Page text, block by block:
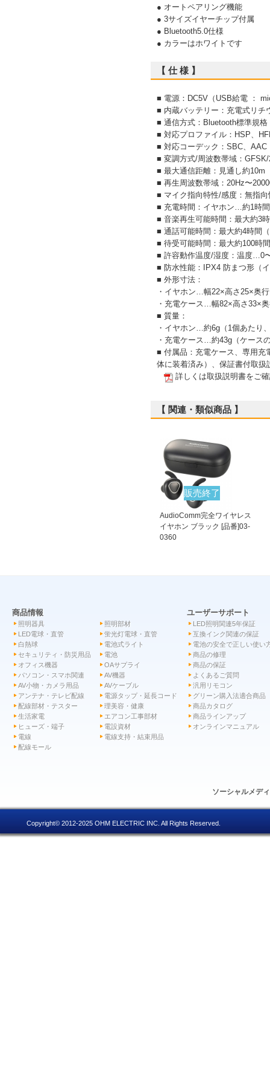
● オートペアリング機能
● 3サイズイヤーチップ付属
● Bluetooth5.0仕様
● カラーはホワイトです
【 仕 様 】
■ 電源：DC5V（USB給電 ：
■ 内蔵バッテリー：充電式リ
■ 通信方式：Bluetooth標準規格
■ 対応プロファイル：HSP、
■ 対応コーデック：SBC、AAC
■ 変調方式/周波数帯域：
■ 最大通信距離：見通し約10m
■ 再生周波数帯域：20Hz〜
■ マイク指向特性/感度：無指向
■ 充電時間：イヤホン…約1時
■ 音楽再生可能時間：最大約3
■ 通話可能時間：最大約4時間
■ 待受可能時間：最大約100時間
■ 許容動作温度/湿度：温度…0
■ 防水性能：IPX4 防まつ形（
■ 外形寸法：
・イヤホン…幅22×高さ25×奥
・充電ケース…幅82×高さ33×
■ 質量：
・イヤホン…約6g（1個あたり
・充電ケース…約43g（ケース
■ 付属品：充電ケース、専用
体に装着済み）、保証書付取扱
詳しくは取扱説明書をご
【 関連・類似商品 】
販売終了
AudioComm完全ワイヤレス
イヤホン ブラック [品番]03-
0360
商品情報
照明器具
照明部材
LED電球・直管
蛍光灯電球・直管
白熱球
電池式ライト
セキュリティ・防災用品
電池
オフィス機器
OAサプライ
パソコン・スマホ関連
AV機器
AV小物・カメラ用品
AVケーブル
アンテナ・テレビ配線
電源タップ・延長コード
配線部材・テスター
理美容・健康
生活家電
エアコン工事部材
ヒューズ・端子
電設資材
電線
電線支持・結束用品
配線モール
ユーザーサポート
LED照明関連5年保証
互換インク関連の保証
電池の安全で正しい使い
商品の修理
商品の保証
よくあるご質問
汎用リモコン
グリーン購入法適合商品
商品カタログ
商品ラインアップ
オンラインマニュアル
ソーシャルメデ
Copyright© 2012-2025 OHM ELECTRIC INC. All Rights Reserved.